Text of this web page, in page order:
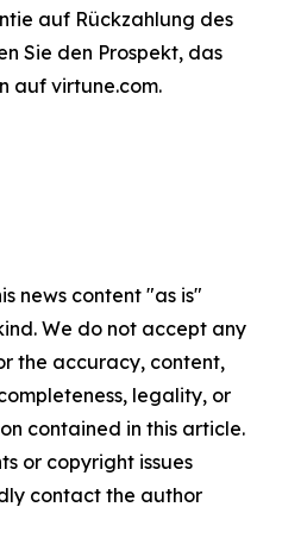
auf Rückzahlung des
Sie den Prospekt, das
auf virtune.com.
news content "as is"
We do not accept any
the accuracy, content,
legality, or
contained in this article.
or copyright issues
contact the author